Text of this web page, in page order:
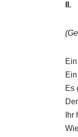
II.
Es